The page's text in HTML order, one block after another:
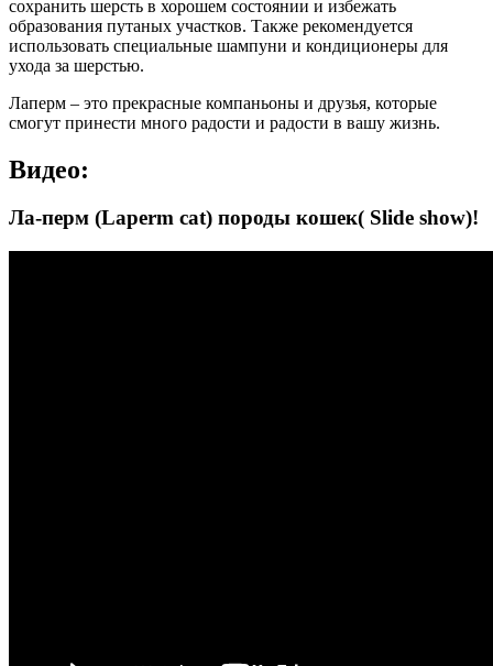
сохранить шерсть в хорошем состоянии и избежать
образования путаных участков. Также рекомендуется
использовать специальные шампуни и кондиционеры для
ухода за шерстью.
Лаперм – это прекрасные компаньоны и друзья, которые
смогут принести много радости и радости в вашу жизнь.
Видео:
Ла-перм (Laperm cat) породы кошек( Slide show)!